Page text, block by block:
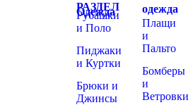
РАЗДЕЛ
Одежда
Рубашки
и Поло
Пиджаки
и Куртки
Брюки и
Джинсы
одежда
Плащи
и
Пальто
Бомберы
и
Ветровки